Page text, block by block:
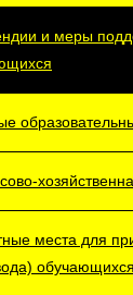
и меры
места для
обучающихся